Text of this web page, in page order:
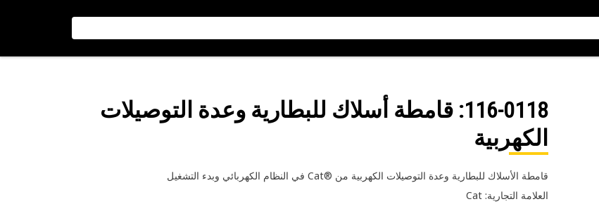
116-0118: قامطة أسلاك للبطارية وعدة التوصيلات
الكهربية
قامطة الأسلاك للبطارية وعدة التوصيلات الكهربية من ®Cat في النظام الكهربائي وبدء التشغيل
العلامة التجارية: Cat